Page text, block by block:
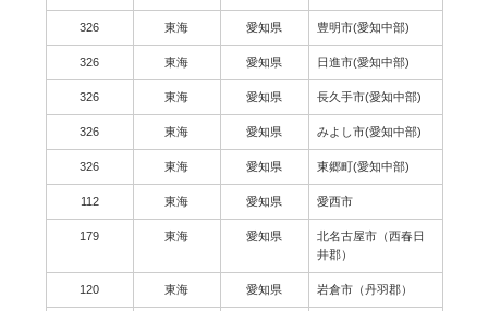
326 東海 愛知県 豊明市(愛知中部)
326 東海 愛知県 日進市(愛知中部)
326 東海 愛知県 長久手市(愛知中部)
326 東海 愛知県 みよし市(愛知中部)
326 東海 愛知県 東郷町(愛知中部)
112 東海 愛知県 愛西市
179 東海 愛知県
北名古屋市（西春日
井郡）
120 東海 愛知県 岩倉市（丹羽郡）